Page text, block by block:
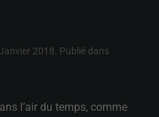
2018 . Publié dans
l’air du temps, comme